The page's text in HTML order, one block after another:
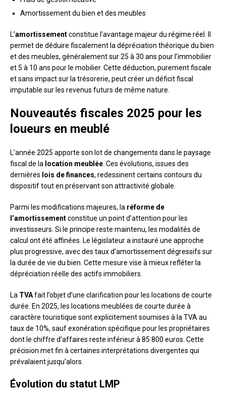
Amortissement du bien et des meubles
L’amortissementconstitue l’avantage majeur du régime réel. Il
permet de déduire fiscalement la dépréciation théorique du bien
et des meubles, généralement sur 25 à 30 ans pour l’immobilier
et 5 à 10 ans pour le mobilier. Cette déduction, purement fiscale
et sans impact sur la trésorerie, peut créer un déficit fiscal
imputable sur les revenus futurs de même nature.
Nouveautés fiscales 2025 pour les
loueurs en meublé
L’année 2025 apporte son lot de changements dans le paysage
fiscal de la location meublée . Ces évolutions, issues des
dernières lois de finances, redessinent certains contours du
dispositif tout en préservant son attractivité globale.
Parmi les modifications majeures, la réforme de
l’amortissementconstitue un point d’attention pour les
investisseurs. Si le principe reste maintenu, les modalités de
calcul ont été affinées. Le législateur a instauré une approche
plus progressive, avec des taux d’amortissement dégressifs sur
la durée de vie du bien. Cette mesure vise à mieux refléter la
dépréciation réelle des actifs immobiliers.
La TVAfait l’objet d’une clarification pour les locations de courte
durée. En 2025, les locations meublées de courte durée à
caractère touristique sont explicitement soumises à la TVA au
taux de 10%, sauf exonération spécifique pour les propriétaires
dont le chiffre d’affaires reste inférieur à 85 800 euros. Cette
précision met fin à certaines interprétations divergentes qui
prévalaient jusqu’alors.
Évolution du statut LMP